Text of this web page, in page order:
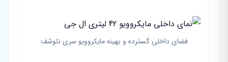
فضای داخلی گسترده و بهینه مایکروویو سری نئوشف